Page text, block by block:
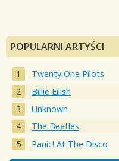
POPULARNI ARTYŚCI
Twenty One Pilots
Billie Eilish
Unknown
The Beatles
Panic! At The Disco